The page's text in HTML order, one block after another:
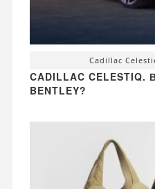
Cadillac
CADILLAC CELESTIQ.
BENTLEY?